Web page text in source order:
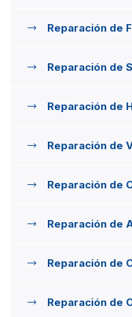
Reparación de
Reparación de
Reparación de
Reparación de
Reparación de
Reparación de
Reparación de
Reparación de